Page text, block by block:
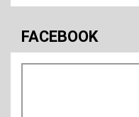
FACEBOOK